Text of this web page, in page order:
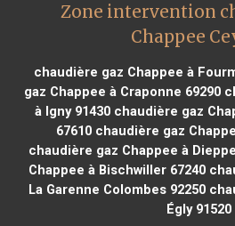
Zone intervention
Chappee
chaudière gaz Chappee à
gaz Chappee à Craponne 69290
à Igny 91430chaudière gaz
67610chaudière gaz
chaudière gaz Chappee à
Chappee à Bischwiller 67240
La Garenne Colombes 92250
Égly 91520